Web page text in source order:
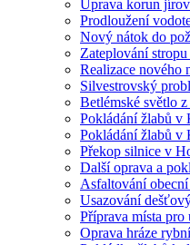
Úprava korun
Prodloužení
Nový nátok do
Zateplování
Realizace nového
Silvestrovský
Betlémské světlo
Pokládání žlabů v
Pokládání žlabů v
Překop silnice v
Další oprava a
Asfaltování
Usazování
Příprava místa pro
Oprava hráze